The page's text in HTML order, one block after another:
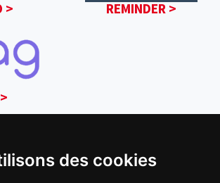
des cookies
> REMINDER >
SANTÉ DIABÈTE